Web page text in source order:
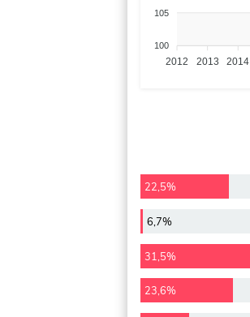
105
100
2012 2013 2014
22,5%
6,7%
31,5%
23,6%